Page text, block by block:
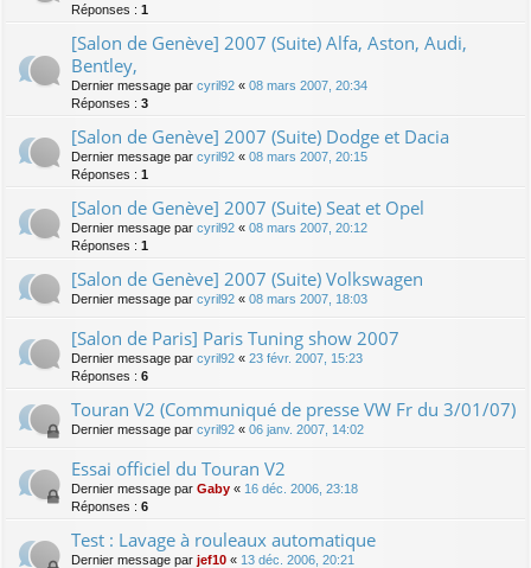
Réponses : 1
[Salon de Genève] 2007 (Suite) Alfa, Aston, Audi,
Bentley,
Dernier message par cyril92 « 08 mars 2007, 20:34
Réponses : 3
[Salon de Genève] 2007 (Suite) Dodge et Dacia
Dernier message par cyril92 « 08 mars 2007, 20:15
Réponses : 1
[Salon de Genève] 2007 (Suite) Seat et Opel
Dernier message par cyril92 « 08 mars 2007, 20:12
Réponses : 1
[Salon de Genève] 2007 (Suite) Volkswagen
Dernier message par cyril92 « 08 mars 2007, 18:03
[Salon de Paris] Paris Tuning show 2007
Dernier message par cyril92 « 23 févr. 2007, 15:23
Réponses : 6
Touran V2 (Communiqué de presse VW Fr du 3/01/07)
Dernier message par cyril92 « 06 janv. 2007, 14:02
Essai officiel du Touran V2
Dernier message par Gaby « 16 déc. 2006, 23:18
Réponses : 6
Test : Lavage à rouleaux automatique
Dernier message par jef10 « 13 déc. 2006, 20:21